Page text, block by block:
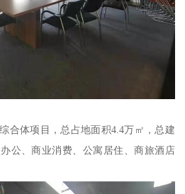
合体项目，总占地面积4.4万㎡，总建
公、商业消费、公寓居住、商旅酒店